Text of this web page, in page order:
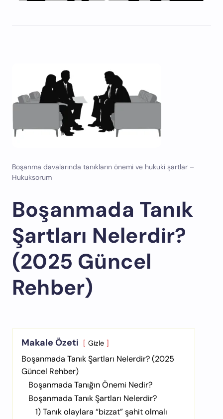
Boşanma davalarında tanıkların önemi ve hukuki şartlar –
Hukuksorum
Boşanmada Tanık
Şartları Nelerdir?
(2025 Güncel
Rehber)
Makale Özeti Gizle
Boşanmada Tanık Şartları Nelerdir? (2025
Güncel Rehber)
Boşanmada Tanığın Önemi Nedir?
Boşanmada Tanık Şartları Nelerdir?
1) Tanık olaylara “bizzat” şahit olmalı